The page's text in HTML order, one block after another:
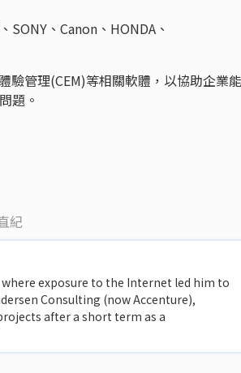
、Canon、HONDA、
驗管理(CEM)等相關軟體，以協助企業
題。
紀
exposure to the Internet led him to
Consulting (now Accenture),
after a short term as a